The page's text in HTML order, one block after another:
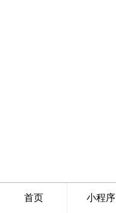
首页 小程序